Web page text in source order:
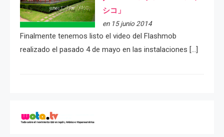
シコ」
en 15 junio 2014
Finalmente tenemos listo el video del Flashmob
realizado el pasado 4 de mayo en las instalaciones […]